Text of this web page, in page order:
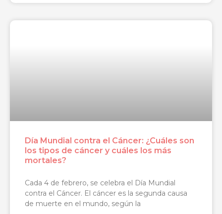
Día Mundial contra el Cáncer: ¿Cuáles son
los tipos de cáncer y cuáles los más
mortales?
Cada 4 de febrero, se celebra el Día Mundial
contra el Cáncer. El cáncer es la segunda causa
de muerte en el mundo, según la